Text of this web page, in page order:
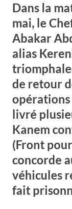
Dans la
mai, le
Abakar
alias
de retour
opérations
livré
Kanem
(Front
concorde
véhicules
fait